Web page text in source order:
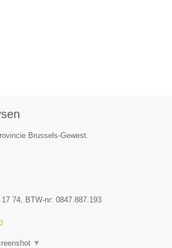
Brussels-Gewest.
74, BTW-nr: 0847.887.193
▼